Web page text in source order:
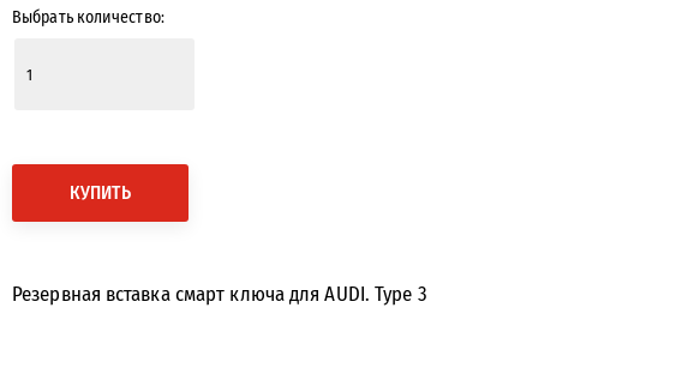
Выбрать количество:
КУПИТЬ
Резервная вставка смарт ключа для AUDI. Type 3